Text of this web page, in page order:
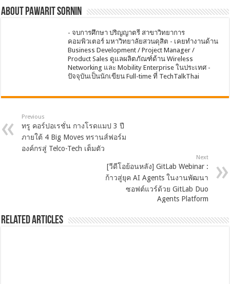
About Pawarit Sornin
- จบการศึกษา ปริญญาตรี สาขาวิทยาการ
คอมพิวเตอร์ มหาวิทยาลัยสวนดุสิต - เคยทำงานด้าน
Business Development / Project Manager /
Product Sales ดูแลผลิตภัณฑ์ด้าน Wireless
Networking และ Mobility Enterprise ในประเทศ -
ปัจจุบันเป็นนักเขียน Full-time ที่ TechTalkThai
Previous
ทรู คอร์ปอเรชั่น กางโรดแมป 3 ปี
ภายใต้ 4 Big Moves ทรานส์ฟอร์ม
องค์กรสู่ Telco-Tech เต็มตัว
Next
[วีดีโอย้อนหลัง] GitLab Webinar :
ก้าวสู่ยุค AI Agents ในงานพัฒนา
ซอฟต์แวร์ด้วย GitLab Duo
Agents Platform
Related Articles